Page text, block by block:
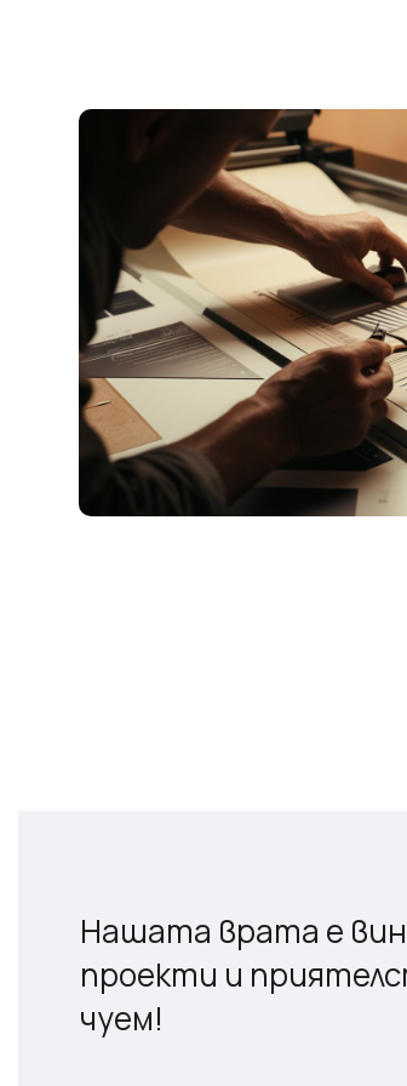
Нашата врата е
проекти и
чуем!